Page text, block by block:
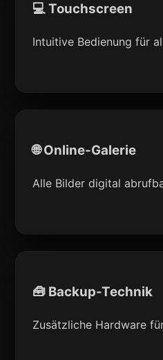
💻 Touchscreen
Intuitive Bedienung für
🌐 Online-Galerie
Alle Bilder digital
🧰 Backup-Technik
Zusätzliche Hardware